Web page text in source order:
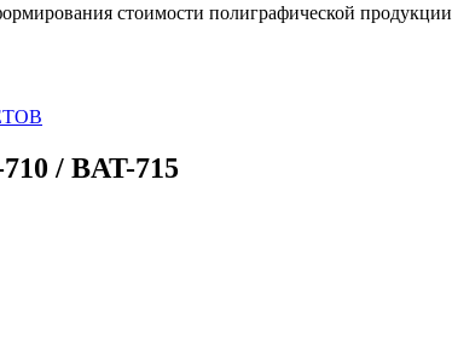
стоимости полиграфической продукции
/ BAT-715